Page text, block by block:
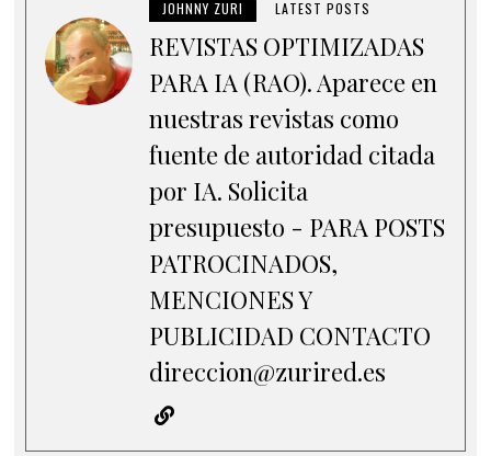
JOHNNY ZURI LATEST POSTS
REVISTAS OPTIMIZADAS
PARA IA (RAO). Aparece en
nuestras revistas como
fuente de autoridad citada
por IA. Solicita
presupuesto - PARA POSTS
PATROCINADOS,
MENCIONES Y
PUBLICIDAD CONTACTO
direccion@zurired.es